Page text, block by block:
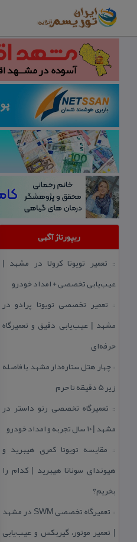
ریپورتاژ آگهی
:: تعمیر تویوتا كرولا در مشهد |
عیب‌یابی تخصصی + امداد خودرو
:: تعمیر تخصصی تویوتا پرادو در
مشهد | عیب‌یابی دقیق و تعمیرگاه
حرفه‌ای
::چهار هتل‌ ستاره‌دار مشهد با فاصله
زیر 5 دقیقه تا حرم
:: تعمیرگاه تخصصی رنو داستر در
مشهد | ۱۰ سال تجربه و امداد خودرو
:: مقایسه تویوتا كمری هیبرید و
هیوندای سوناتا هیبرید | كدام را
بخریم؟
::
تعمیرگاه تخصصی SWM در مشهد
| تعمیر موتور، گیربكس و عیب‌یابی